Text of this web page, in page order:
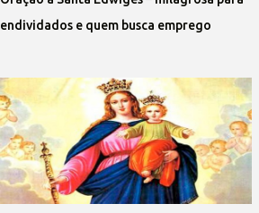
endividados e quem busca emprego